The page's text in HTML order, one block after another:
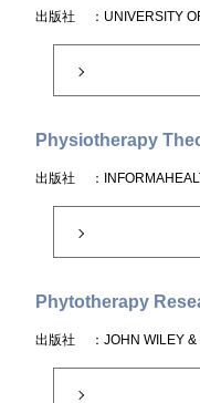
出版社 ：UNIVERSITY
Physiotherapy
出版社 ：
Phytotherapy
出版社 ：JOHN WILEY